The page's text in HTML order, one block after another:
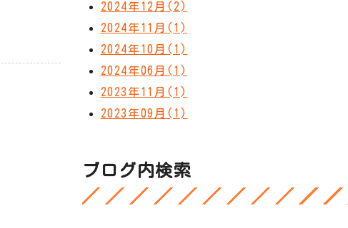
2024年12月(2)
2024年11月(1)
2024年10月(1)
2024年06月(1)
2023年11月(1)
2023年09月(1)
ブログ内検索